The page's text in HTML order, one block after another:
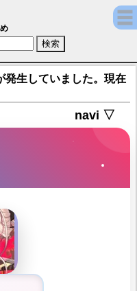
綾音)【Fate/Grand
発生していました。現在
navi ▽